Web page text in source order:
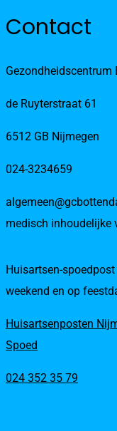
Contact
Gezondheidscentrum
de Ruyterstraat 61
6512 GB Nijmegen
024-3234659
medisch inhoudelijke
Huisartsen-
weekend en op
Huisartsenposten
Spoed
024 352 35 79